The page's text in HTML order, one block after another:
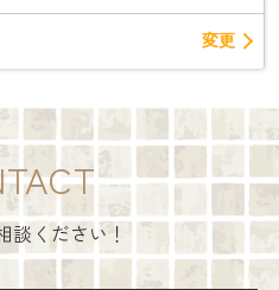
変更
談ください！